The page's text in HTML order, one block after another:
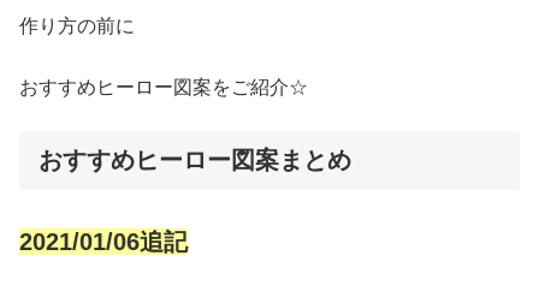
作り方の前に
おすすめヒーロー図案をご紹介☆
おすすめヒーロー図案まとめ
2021/01/06追記